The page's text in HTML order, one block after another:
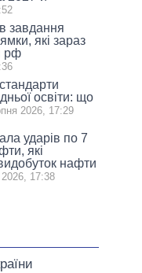
завдання
які зараз
рф
освіти: що
2026, 17:29
ударів по 7
які
нафти
17:38